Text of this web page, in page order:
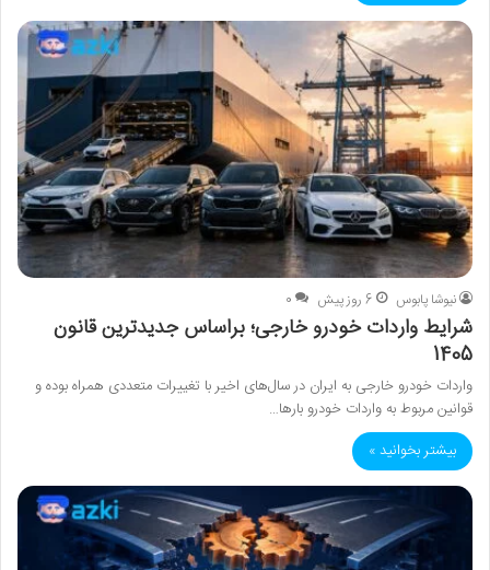
نیوشا پابوس 6 روز پیش 0
شرایط واردات خودرو خارجی؛ بر‌اساس جدیدترین قانون
1405
واردات خودرو خارجی به ایران در سال‌های اخیر با تغییرات متعددی همراه بوده و
قوانین مربوط به واردات خودرو بارها…
بیشتر بخوانید »